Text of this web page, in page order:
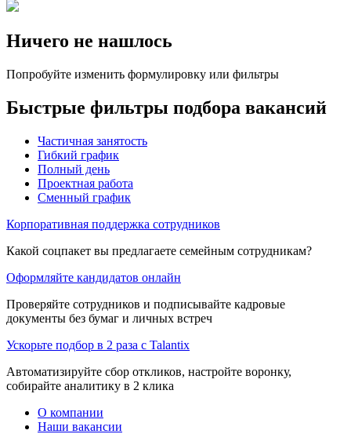
Ничего не нашлось
Попробуйте изменить формулировку или фильтры
Быстрые фильтры подбора вакансий
Частичная занятость
Гибкий график
Полный день
Проектная работа
Сменный график
Корпоративная поддержка сотрудников
Какой соцпакет вы предлагаете семейным сотрудникам?
Оформляйте кандидатов онлайн
Проверяйте сотрудников и подписывайте кадровые
документы без бумаг и личных встреч
Ускорьте подбор в 2 раза с Talantix
Автоматизируйте сбор откликов, настройте воронку,
собирайте аналитику в 2 клика
О компании
Наши вакансии